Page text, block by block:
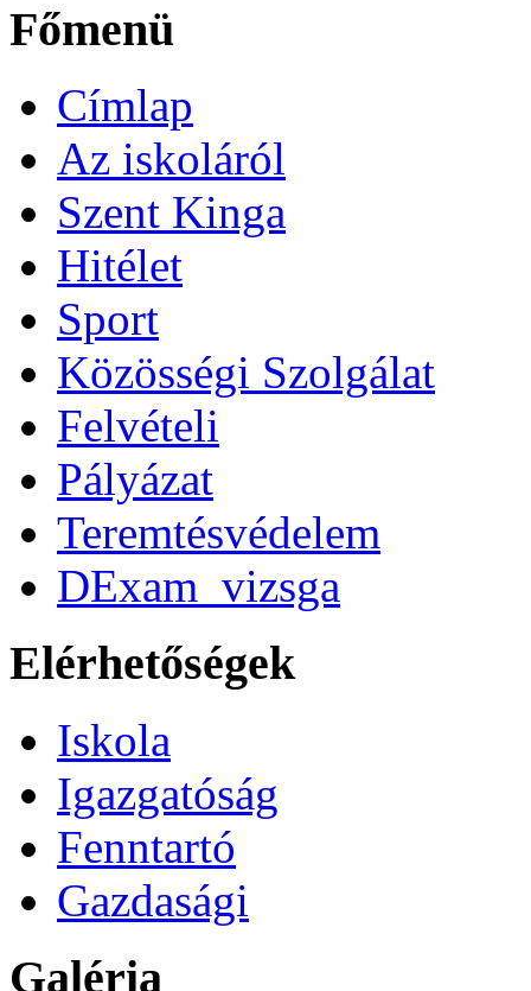
Főmenü
Címlap
Az iskoláról
Szent Kinga
Hitélet
Sport
Közösségi Szolgálat
Felvételi
Pályázat
Teremtésvédelem
DExam_vizsga
Elérhetőségek
Iskola
Igazgatóság
Fenntartó
Gazdasági
Galéria